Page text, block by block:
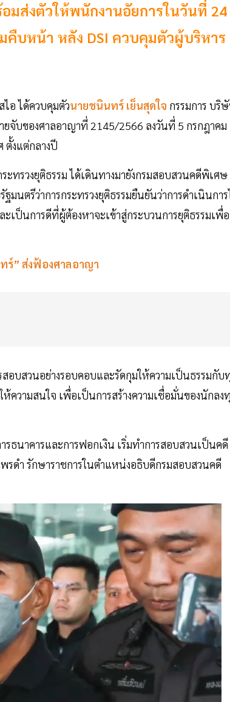
มส่งตัวให้พนักงานอัยการในวันที่ 24
บหน้า หลัง DSI ควบคุมตัวผู้บริหาร
อ ได้ควบคุมตัวนายชนินทร์ เย็นสุดใจ กรรมการ บริ
ยจับของศาลอาญาที่ 2145/2566 ลงวันที่ 5 กรกฎาคม
งแต่กลางปี
ระทรวงยุติธรรม ได้เดินทางมายังกรมสอบสวนคดีพิเศษ
นตรีว่าการกระทรวงยุติธรรมยืนยันว่าการดำเนินกา
ป็นการดีที่ผู้ต้องหาจะเข้าสู่กระบวนการยุติธรรมเพื่อ
ร์” ส่งฟ้องศาลอาญา
อบสวนอย่างรอบคอบและรัดกุมให้ความเป็นธรรมกับ
วามสนใจ เพื่อเป็นการสร้างความเชื่อมั่นของนักลง
ธนาคารและการฟอกเงิน เริ่มทำการสอบสวนเป็นคดี
ดำ รักษาราชการในตำแหน่งอธิบดีกรมสอบสวนคดี